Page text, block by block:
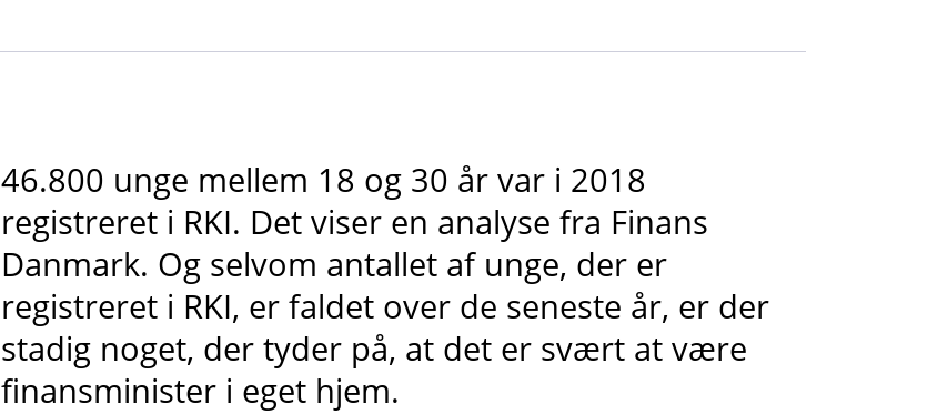
46.800 unge mellem 18 og 30 år var i 2018
registreret i RKI. Det viser en analyse fra Finans
Danmark. Og selvom antallet af unge, der er
registreret i RKI, er faldet over de seneste år, er der
stadig noget, der tyder på, at det er svært at være
finansminister i eget hjem.